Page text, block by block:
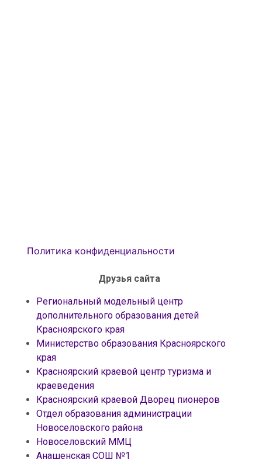
Политика конфиденциальности
Друзья сайта
Региональный модельный центр
дополнительного образования детей
Красноярского края
Министерство образования Красноярского
края
Красноярский краевой центр туризма и
краеведения
Красноярский краевой Дворец пионеров
Отдел образования администрации
Новоселовского района
Новоселовский ММЦ
Анашенская СОШ №1